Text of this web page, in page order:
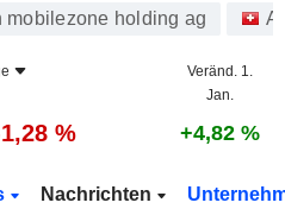
mobilezone holding ag
Veränd. 1.
Jan.
% +4,82 %
Nachrichten